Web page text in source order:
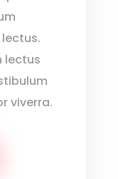
lectus
viverra.